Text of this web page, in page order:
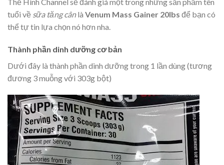
tuổi về sữa tăng cânlà Venum Mass Gainer 20lbs để bạn có
thể tự tin lựa chọn nó hơn nha.
Thành phần dinh dưỡng cơ bản
Dưới đây là thành phần dinh dưỡng trong 1 lần dùng (tương
đương 3 muỗng với 303g bột)